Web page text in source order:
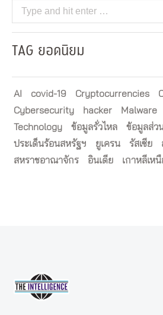
Search:
TAG ยอดนิยม
AI covid-19 Cryptocurrencies
Cybersecurity
hacker Malware
Technology
ข้อมูลรั่วไหล ข้อมูลส่ว
ประเด็นร้อนสหรัฐฯ
ยูเครน รัสเซีย
สหราชอาณาจักร
อินเดีย เกาหลีเห